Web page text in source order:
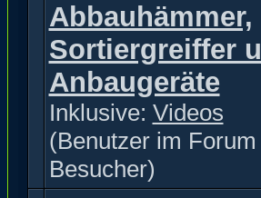
Abbauhämmer,
Sortiergreiffer
Anbaugeräte
Inklusive: Videos
(Benutzer im
Besucher)